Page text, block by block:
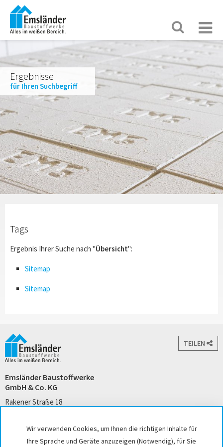
Wir verwenden Cookies, um Ihnen die richtigen Inhalte für
Ihre Sprache und Geräte anzuzeigen (Notwendig), für Sie
Ergebnisse
für Ihren Suchbegriff
Tags
Ergebnis Ihrer Suche nach "Übersicht":
Sitemap
Sitemap
TEILEN
Emsländer Baustoffwerke
GmbH & Co. KG
Rakener Straße 18
kontakt@emslaender.de